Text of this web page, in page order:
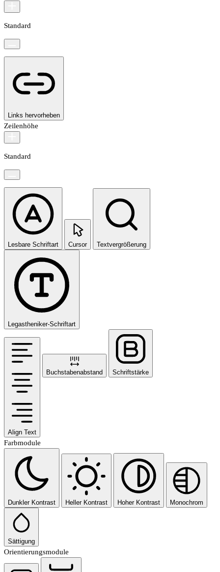
Standard
Links hervorheben
Zeilenhöhe
Standard
Lesbare Schriftart Cursor Textvergrößerung
Legastheniker-Schriftart
Align Text
Buchstabenabstand Schriftstärke
Farbmodule
Dunkler Kontrast Heller Kontrast Hoher Kontrast Monochrom
Sättigung
Orientierungsmodule